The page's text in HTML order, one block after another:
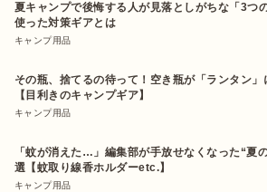
夏キャンプで後悔する人が見落としがちな「3つ
使った対策ギアとは
キャンプ用品
その瓶、捨てるの待って！空き瓶が「ランタン」
【目利きのキャンプギア】
キャンプ用品
「蚊が消えた…」編集部が手放せなくなった“夏
選【蚊取り線香ホルダーetc.】
キャンプ用品